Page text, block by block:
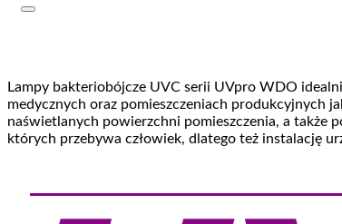
Lampy bakteriobójcze UVC serii UVpro WDO
medycznych oraz pomieszczeniach produkcyjnych
naświetlanych powierzchni pomieszczenia, a także
których przebywa człowiek, dlatego też instalację